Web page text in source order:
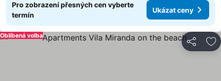
Pro zobrazení přesných cen vyberte
termín
Ukázat ceny
Sdílet
Oblíbená volba